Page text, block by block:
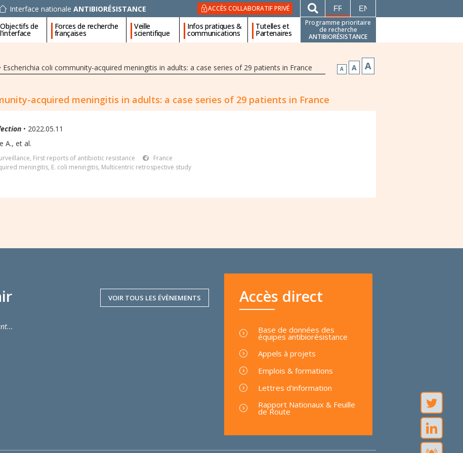
Interface nationale ANTIBIORÉSISTANCE ACCÈS COLLABORATIF PRIVÉ FRANÇAISENGLISH
Objectifs de
l’interface
Forces de recherche
françaises
Veille
scientifique
Infos pratiques &
communications
Tutelles et
Partenaires
Programme prioritaire
de recherche
ANTIBIORÉSISTANCE
Escherichia coli community-acquired meningitis in adults: a case series of 29 patients in France A A A
acquired meningitis in adults: a case series of 29 patients in France
• 2022.05.11
A., et al.
, First reports of antibiotic resistance
France
meningitis, E. coli meningitis, Multicentric retrospective study
VOIR TOUS LES ÉVÈNEMENTS Accès direct
Base de données des
équipes antibiorésistance
Appels à projets
Emplois & formations
Lettres d'information
Rapport Nationaux & Feuille
de Route